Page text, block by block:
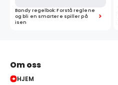
Bandy regelbok: Forstå reglene
og bli en smartere spiller på
isen
Om oss
HJEM